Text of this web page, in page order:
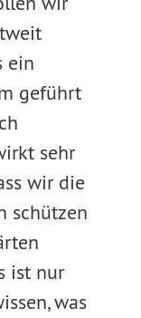
ein
geführt
sehr
wir die
schützen
ist nur
was